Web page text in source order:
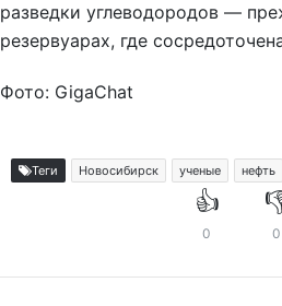
разведки углеводородов —
резервуарах, где
Фото: GigaChat
Теги Новосибирск ученые нефть
👍
0 0